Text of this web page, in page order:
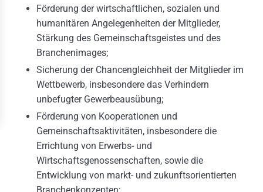
Förderung der wirtschaftlichen, sozialen und
humanitären Angelegenheiten der Mitglieder,
Stärkung des Gemeinschaftsgeistes und des
Branchenimages;
Sicherung der Chancengleichheit der Mitglieder im
Wettbewerb, insbesondere das Verhindern
unbefugter Gewerbeausübung;
Förderung von Kooperationen und
Gemeinschaftsaktivitäten, insbesondere die
Errichtung von Erwerbs- und
Wirtschaftsgenossenschaften, sowie die
Entwicklung von markt- und zukunftsorientierten